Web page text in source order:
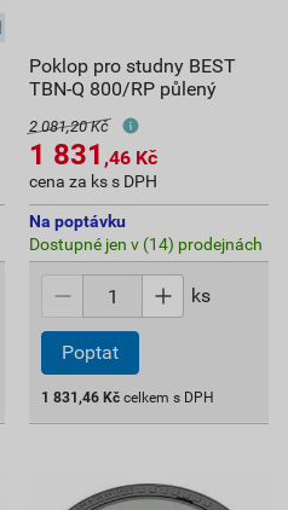
Poklop pro studny BEST
TBN-Q 800/RP půlený
2 081,20 Kč
1 831 ,46 Kč
cena za ks s DPH
Na poptávku
Dostupné jen v (14) prodejnách
ks
Poptat
1 831,46 Kč celkem s DPH